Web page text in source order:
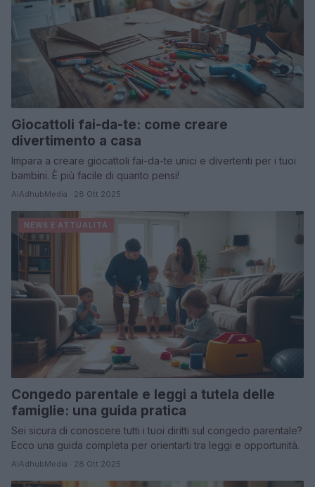
Giocattoli fai-da-te: come creare
divertimento a casa
Impara a creare giocattoli fai-da-te unici e divertenti per i tuoi
bambini. È più facile di quanto pensi!
AiAdhubMedia · 28 Ott 2025
NEWS E ATTUALITÀ
Congedo parentale e leggi a tutela delle
famiglie: una guida pratica
Sei sicura di conoscere tutti i tuoi diritti sul congedo parentale?
Ecco una guida completa per orientarti tra leggi e opportunità.
AiAdhubMedia · 28 Ott 2025